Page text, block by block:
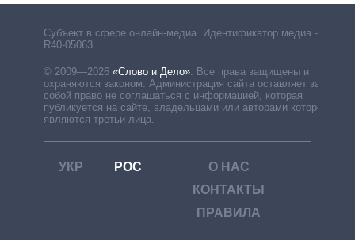
Субъект в сфере онлайн-медиа. Идентификатор медиа –
R40-05063
© 2009—2026 «Слово и Дело». Все права защищены и
охраняются законом. Администрация сайта оставляет за
собой право не соглашаться с информацией, которая
публикуется на сайте, владельцами или авторами которой
являются третьи лица.
УКР РОС
О НАС
КОНТАКТЫ
ПРАВИЛА